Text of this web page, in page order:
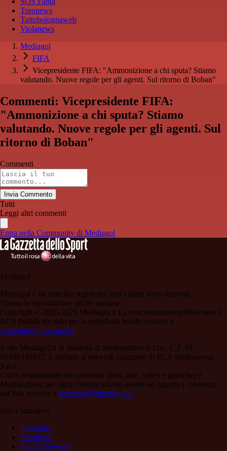
Toronews
Tuttobolognaweb
Violanews
Mediagol
FIFA
Vicepresidente FIFA: "Ammonizione a chi sputa? Stiamo
valutando. Nuove regole per gli agenti. Sul ritorno di Boban"
Commenti: Vicepresidente FIFA:
"Ammonizione a chi sputa? Stiamo
valutando. Nuove regole per gli agenti. Sul
ritorno di Boban"
Commenti
Invia Commento
Tutti
Leggi altri commenti
Entra nella Community di Mediagol
Mediagol
Mediagol è un marchio registrato, tutti i diritti sono riservati.
Vietata la riproduzione anche parziale.
Copyright © 2020-2026 Mediagol.it La concessionaria pubblicitaria è
RCS Pubblicità; solo per la pubblicità locale scrivere a
redazione@mediagol.it
Il sito Mediagol.it di titolarità di Mediaeditors S.r.l.s., C.F./PI
06198340827, è affiliato al network Gazzanet di RCS Mediagroup
S.p.a..
Unico responsabile dei contenuti (testi, foto, video e grafiche) è
Mediaeditors; per ogni comunicazione avente ad oggetto i contenuti
del Sito scrivere a redazione@mediagol.it
Info e Iniziative
l’azienda
Pubblicità
Social Network